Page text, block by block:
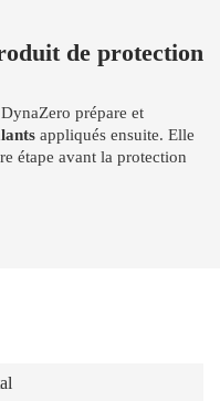
de protection
prépare et
appliqués ensuite. Elle
étape avant la protection